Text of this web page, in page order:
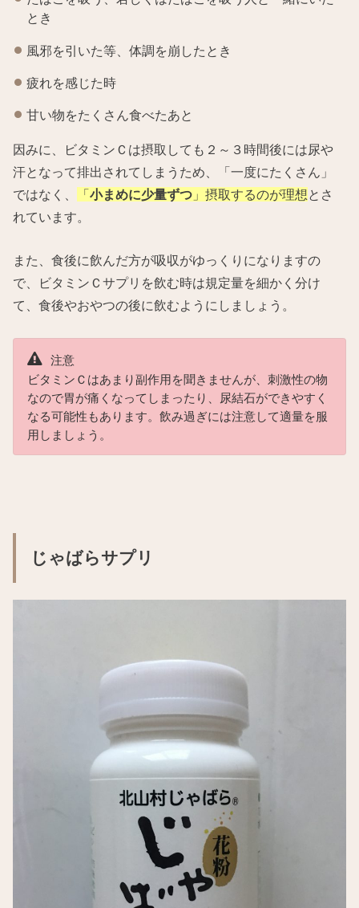
とき
風邪を引いた等、体調を崩したとき
疲れを感じた時
甘い物をたくさん食べたあと
因みに、ビタミンＣは摂取しても２～３時間後には尿や
汗となって排出されてしまうため、「一度にたくさん」
ではなく、
「小まめに少量ずつ 」摂取するのが理想とさ
れています。
また、食後に飲んだ方が吸収がゆっくりになりますの
で、ビタミンＣサプリを飲む時は規定量を細かく分け
て、食後やおやつの後に飲むようにしましょう。
注意
ビタミンＣはあまり副作用を聞きませんが、刺激性の物
なので胃が痛くなってしまったり、尿結石ができやすく
なる可能性もあります。飲み過ぎには注意して適量を服
用しましょう。
じゃばらサプリ